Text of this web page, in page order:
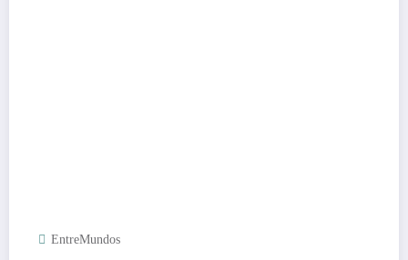
EntreMundos